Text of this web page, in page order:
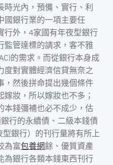
時光內，預備、實行、利
國銀行業的一項主要任
行外，4家國有年夜型銀行
監管達標的請求，客不雅
的需求。而從銀行本身成
度對實體經濟信貸無奈之
，然後拼命提出幾個條件
妝，所以嫁妝也不多；
本錢彌補也必不成少，估
行的永續債、二級本錢債
銀行）的刊行量將有所上
為富包養網餘、優質資產
為銀行各類本錢東西刊行